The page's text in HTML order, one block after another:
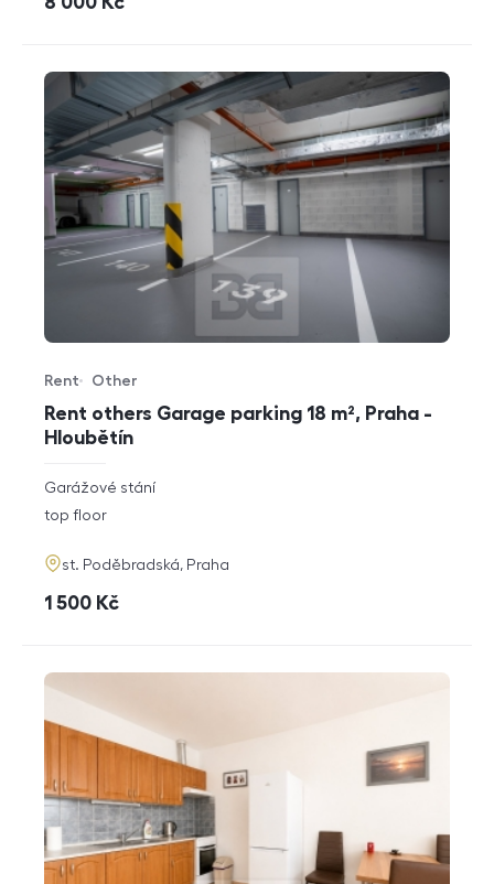
Rent others Garage parking 18 m², Praha -
Hloubětín
Offer type
Rent
Property type
Other
rozměry
disposition
Garážové stání
funkce
top floor
adresa
st. Poděbradská, Praha
cena
1 500 Kč